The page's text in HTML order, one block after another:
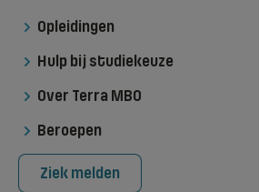
Opleidingen
Hulp bij studiekeuze
Over Terra MBO
Beroepen
Ziek melden